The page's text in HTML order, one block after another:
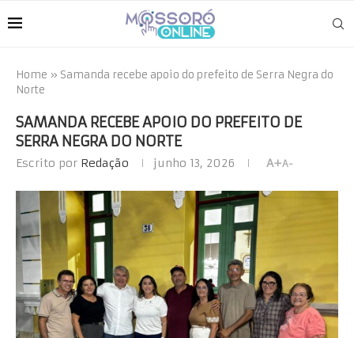
Home » Samanda recebe apoio do prefeito de Serra Negra do
Norte
SAMANDA RECEBE APOIO DO PREFEITO DE
SERRA NEGRA DO NORTE
Escrito por Redação junho 13, 2026 A+A-